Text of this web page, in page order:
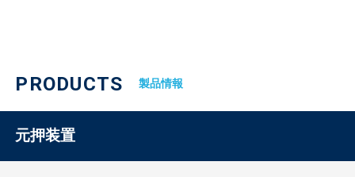
PRODUCTS 製品情報
元押装置